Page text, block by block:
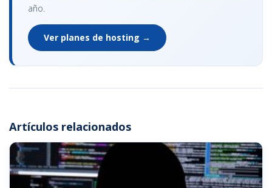
año.
Ver planes de hosting →
Artículos relacionados